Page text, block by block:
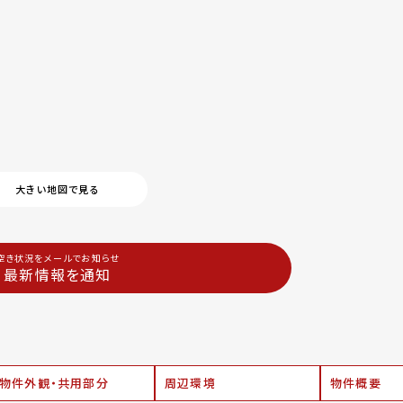
大きい地図で見る
き状況をメールでお知らせ
最新情報を通知
物件外観・共用部分 周辺環境 物件概要